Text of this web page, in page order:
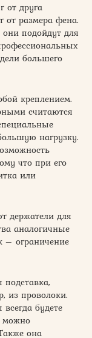
от друга
от размера фена.
подойдут для
большего
креплением.
считаются
нагрузку.
что при его
или
держатели для
аналогичные
– ограничение
подставка,
из проволоки.
будете
можно
она